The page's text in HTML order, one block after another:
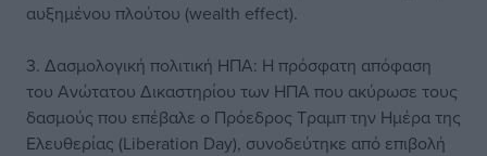
αυξημένου πλούτου (wealth effect).
3. Δασμολογική πολιτική ΗΠΑ: Η πρόσφατη απόφαση
του Ανώτατου Δικαστηρίου των ΗΠΑ που ακύρωσε τους
δασμούς που επέβαλε ο Πρόεδρος Τραμπ την Ημέρα της
Ελευθερίας (Liberation Day), συνοδεύτηκε από επιβολή